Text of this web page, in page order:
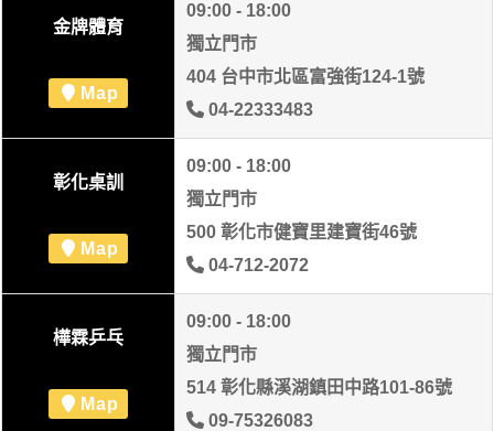
金牌體育
Map
09:00 - 18:00
獨立門市
404 台中市北區富強街124-1號
04-22333483
彰化桌訓
Map
09:00 - 18:00
獨立門市
500 彰化市健寶里建寶街46號
04-712-2072
樺霖乒乓
Map
09:00 - 18:00
獨立門市
514 彰化縣溪湖鎮田中路101-86號
09-75326083